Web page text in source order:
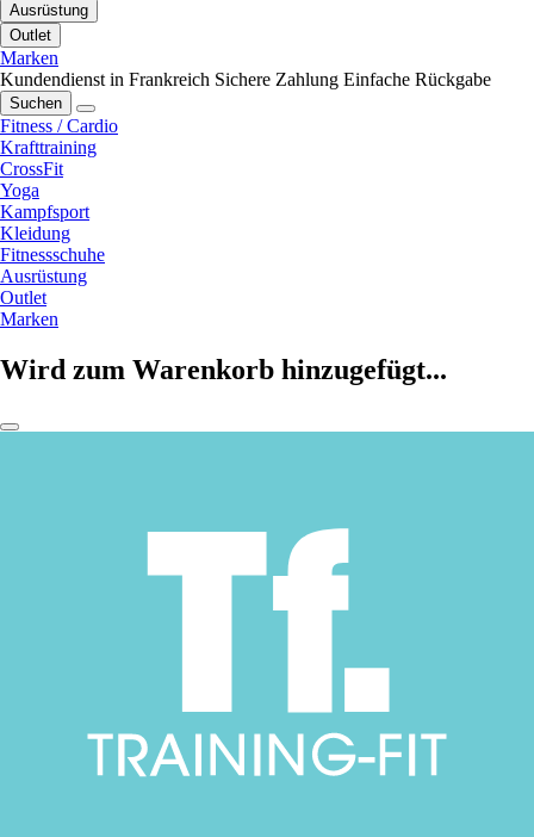
Ausrüstung
Outlet
Marken
Kundendienst in Frankreich Sichere Zahlung Einfache Rückgabe
Suchen
Fitness / Cardio
Krafttraining
CrossFit
Yoga
Kampfsport
Kleidung
Fitnessschuhe
Ausrüstung
Outlet
Marken
Wird zum Warenkorb hinzugefügt...